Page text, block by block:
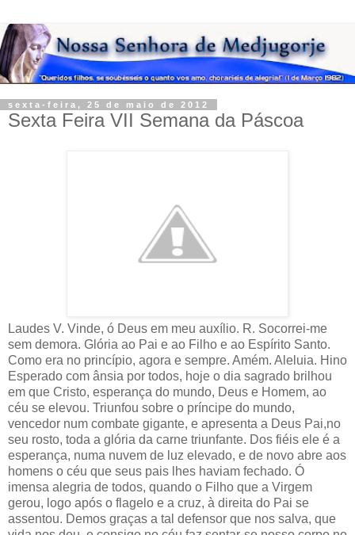
sexta-feira, 25 de maio de 2012
Sexta Feira VII Semana da Páscoa
Laudes V. Vinde, ó Deus em meu auxílio. R. Socorrei-me sem demora. Glória ao Pai e ao Filho e ao Espírito Santo. Como era no princípio, agora e sempre. Amém. Aleluia. Hino Esperado com ânsia por todos, hoje o dia sagrado brilhou em que Cristo, esperança do mundo, Deus e Homem, ao céu se elevou. Triunfou sobre o príncipe do mundo, vencedor num combate gigante, e apresenta a Deus Pai,no seu rosto, toda a glória da carne triunfante. Dos fiéis ele é a esperança, numa nuvem de luz elevado, e de novo abre aos homens o céu que seus pais lhes haviam fechado. Ó imensa alegria de todos, quando o Filho que a Virgem gerou, logo após o flagelo e a cruz, à direita do Pai se assentou. Demos graças a tal defensor que nos salva, que vida nos deu, e consigo no céu faz sentar-se nosso corpo no trono de Deus. Com aqueles que habitam o céu partilhamos tão grande alegria. Cristo a eles se deu para sempre, mas conosco estará cada dia. Cristo, agora elevado às alturas, nossa mente convosco elevai, e, do alto, enviai-nos depressa vosso Espírito, o Espírito do Pai. Salmodia Ant. 1 Do meu pecado todo inteiro, ó Senhor purificai-me! Aleluia. Salmo 50(51) Tende piedade, ó meu Deus! Renovai o vosso espírito e a vossa mentalidade. Revesti o homem novo (Ef 4,23-24). –3 Tende piedade, ó meu Deus, misericórdia! * Na imensidão de vosso amor, purificai-me! –4 Lavai-me todo inteiro do pecado, * e apagai completamente a minha culpa! –5 Eu reconheço toda a minha iniqüidade, * o meu pecado está sempre à minha frente. –6 Foi contra vós, só contra vós, que eu pequei, * e pratiquei o que é mau aos vossos olhos! – Mostrais assim quanto sois justo na sentença, * e quanto é reto o julgamento que fazeis. –7 Vede, Senhor, que eu nasci na iniqüidade * e pecador já minha mãe me concebeu. –8 Mas vós amais os corações que são sinceros, * na intimidade me ensinais sabedoria. –9 Aspergi-me e serei puro do pecado, * e mais branco do que a neve ficarei. –10 Fazei-me ouvir cantos de festa e de alegria, * e exultarão estes meus ossos que esmagastes. –11 Desviai o vosso olhar dos meus pecados * e apagai todas as minhas transgressões! –12 Criai em mim um coração que seja puro, * dai-me de novo um espírito decidido. –13 Ó Senhor, não me afasteis de vossa face, * nem retireis de mim o vosso Santo Espírito! –14 Dai-me de novo a alegria de ser salvo * e confirmai-me com espírito generoso! –15 Ensinarei vosso caminho aos pecadores, * e para vós se voltarão os transviados. –16 Da morte como pena, libertai-me, * e minha língua exaltará vossa justiça! –17 Abri meus lábios, ó Senhor, para cantar, * e minha boca anunciará vosso louvor! – –18 Pois não são de vosso agrado os sacrifícios, * e, se oferto um holocausto, o rejeitais. –19 Meu sacrifício é minha alma penitente, * não desprezeis um coração arrependido! –20 Sede benigno com Sião, por vossa graça, * reconstruí Jerusalém e os seus muros! –21 E aceitareis o verdadeiro sacrifício, * os holocaustos e oblações em vosso altar! – Glória ao Pai e ao Filho e ao Espírito Santo. * Como era no princípio, agora e sempre. Amém. Ant. Do meu pecado todo inteiro, ó Senhor purificai-me! Aleluia. Ant. 2 Jesus tomou nossos pecados sobre si em sua cruz. Aleluia. Cântico Jr 14,17-21 Lamentação em tempo de fome e de guerra O Reino de Deus está próximo. Convertei-vos e crede no Evangelho! (Mc 1,15). –17 Os meus olhos, noite e dia, * chorem lágrimas sem fim; = pois sofreu um golpe horrível, † foi ferida gravemente * a virgem filha do meu povo! –18 Se eu saio para os campos, * eis os mortos à espada; – se eu entro na cidade, * eis as vítimas da fome! = Até o profeta e o sacerdote † perambulam pela terra * sem saber o que se passa. –19 Rejeitastes, por acaso, * a Judá inteiramente? – Por acaso a vossa alma * desgostou-se de Sião? – Por que feristes vosso povo * de um mal que não tem cura? – Esperávamos a paz, * e não chegou nada de bom; – e o tempo de reerguer-nos, * mas só vemos o terror! =20 Conhecemos nossas culpas † e as de nossos ancestrais, * pois pecamos contra vós! – Por amor de vosso nome, * ó Senhor, não nos deixeis! –21 Não deixeis que se profane * vosso trono glorioso! – Recordai-vos, ó Senhor! * Não rompais vossa Aliança! – Glória ao Pai e ao Filho e ao Espírito Santo. * Como era no princípio, agora e sempre. Amém. Ant. Jesus tomou nossos pecados sobre si em sua cruz. Aleluia. Ant. 3 Ide a ele cantando jubilosos, aleluia. Salmo 99(100) A alegria dos que entram no templo O Senhor ordena aos que foram salvos que cantem o hino de vitória (Sto. Atanásio). =2 Aclamai o Senhor, ó terra inteira, † servi ao Senhor com alegria, * ide a ele cantando jubilosos! =3 Sabei que o Senhor, só ele, é Deus, † Ele mesmo nos fez, e somos seus, * nós somos seu povo e seu rebanho. – =4 Entrai por suas portas dando graças, † e em seus átrios com hinos de louvor; * dai-lhe graças, seu nome bendizei! =5 Sim, é bom o Senhor e nosso Deus, † sua bondade perdura para sempre, * seu amor é fiel eternamente! – Glória ao Pai e ao Filho e ao Espírito Santo. * Como era no princípio, agora e sempre. Amém. Ant. Ide a ele cantando jubilosos, aleluia. Leitura breve At 5,30-32 O Deus de nossos pais ressuscitou Jesus, a quem vós matastes, pregando-o numa cruz. Deus, por seu poder, o exaltou, tornando-o Guia Supremo e Salvador, para dar ao povo de Israel a conversão e o perdão dos seus pecados. E disso somos testemunhas, nós e o Espírito Santo, que Deus concedeu àqueles que lhe obedecem. Responsório breve R. O Senhor ressurgiu do sepulcro.* Aleluia, aleluia. R. O Senhor. V. Foi suspenso por nós numa cruz.* Aleluia, aleluia. Glória ao Pai. R. O Senhor. CÂNTICO EVANGÉLICO(BENEDICTUS) Lc 1,68-79 Ant. Cristo Jesus, que estava morto e depois ressuscitou, agora vive eternamente à direita de Deus Pai, onde é nosso Intercessor. Aleluia. O Messias e seu Precursor –68 Bendito seja o Senhor Deus de Israel, * que a seu povo visitou e libertou; –69 e fez surgir um poderoso Salvador * na casa de Davi, seu servidor, –70 como falara pela boca de seus santos, * os profetas desde os tempos mais antigos, –71 para salvar-nos do poder dos inimigos * e da mão de todos quantos nos odeiam. –72 Assim mostrou misericórdia a nossos pais, * recordando a sua santa Aliança –73 e o juramento a Abraão, o nosso pai, * de conceder-nos 74 que, libertos do inimigo, = a ele nós sirvamos sem temor † 75 em santidade e em justiça diante dele, * enquanto perdurarem nossos dias. =76 Serás profeta do Altíssimo, ó menino, † pois irás andando à frente do Senhor * para aplainar e preparar os seus caminhos, –77 anunciando ao seu povo a salvação, * que está na remissão de seus pecados; –78 pelo amor do coração de nosso Deus, * Sol nascente que nos veio visitar –79 lá do alto como luz resplandecente * a iluminar a quantos jazem entre as trevas = e na sombra da morte estão sentados † e para dirigir os nossos passos, * guiando-nos no caminho da paz. – Glória ao Pai e ao Filho e ao Espírito Santo. * Como era no princípio, agora e sempre. Amém. Ant. Cristo Jesus, que estava morto e depois ressuscitou, agora vive eternamente à direita de Deus Pai, onde é nosso Intercessor. Aleluia. Preces Honra e glória eterna sejam dadas a Deus Pai, que nos concede a esperança e a força do Espírito Santo. Rezemos com fé: R. Senhor, salvai-nos! Pai todo-poderoso, enviai o vosso Espírito para intercedei por nós, - porque não sabemos orar como convém. R. Enviai a luz resplandecente do vosso Espírito, - para que ilumine e purifique os nossos corações. R. Não abandoneis, Senhor, a obra de vossas mãos, - mas defendei-nos de nossas iniqüidades. Ensinai-nos a tratar com respeito e compreensão os que vacilam na fé, - para que possamos ajudá-los com toda paciência e caridade. R. (intenções livres) Pai nosso. Oração Ó Deus, pela glorificação do Cristo e pela iluminação do Espírito Santo, abristes para nós as portas da vida eterna. Fazei que, participando de tão grandes bens, nos tornemos mais dedicados a vosso serviço e cresçamos constantemente na fé. Por nosso Senhor Jesus Cristo, vosso Filho, na unidade do Espírito Santo. Conclusão da Hora O Senhor nos abençoe, nos livre de todo o mal e nos conduza à vida eterna. Amém. Hora Média V. Vinde, ó Deus em meu auxílio. R. Socorrei-me sem demora. Glória ao Pai e ao Filho e ao Espírito Santo. Como era no princípio, agora e sempre. Amém. Aleluia Hino Esta hora brilhou e, esplendente, afastou toda nuvem da cruz. Despojando das trevas o mundo, restitui às nações nova luz. Nesta hora Jesus ressuscita do sepulcro os que haviam morrido e, a morte vencendo, eles saem com um novo espírito infundido. Temos fé nessa aurora dos tempos, das cadeias da morte libertos, e nas graças da vida, que jorram como fonte a correr nos desertos. Glória a vós, que vencestes a morte, e no céu com o Pai, Sumo Bem, refulgindo na glória do Espírito reinais hoje e nos séculos. Amém. Salmodia -- salmodia complementar -- Ant. Aleluia, aleluia, aleluia. Salmo 21(22) Aflição do justo e sua libertação Jesus deu um forte grito: Meu Deus, meu Deus, por que me abandonaste? (Mt 27,46). I –2 Meu Deus, meu Deus, por que me abandonastes? * E ficais longe de meu grito e minha prece? –3 Ó meu Deus, clamo de dia e não me ouvis, * clamo de noite e para mim não há resposta! –4 Vós, no entanto, sois o santo em vosso Templo, * que habitais entre os louvores de Israel. –5 Foi em vós que esperaram nossos pais; * esperaram e vós mesmo os libertastes. –6 Seu clamor subiu a vós e foram salvos; * em vós confiaram e não foram enganados. –7 Quanto a mim, eu sou um verme e não um homem; * sou o opróbrio e o desprezo das nações. –8 Riem de mim todos aqueles que me vêem, * torcem os lábios e sacodem a cabeça: –9 'Ao Senhor se confiou, ele o liberte * e agora o salve, se é verdade que ele o ama!' –10 Desde a minha concepção me conduzistes, * e no seio maternal me agasalhastes. –11 Desde quando vim à luz vos fui entregue; * desde o ventre de minha mãe sois o meu Deus! –12 Não fiqueis longe de mim, porque padeço; * ficai perto, pois não há quem me socorra! – Glória ao Pai e a